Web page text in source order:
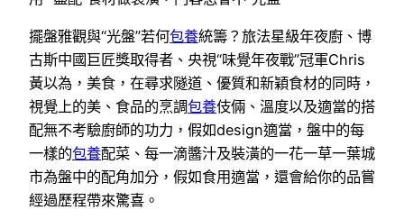
擺盤雅觀與“光盤”若何包養統籌？旅法星級年夜廚、博
古斯中國巨匠獎取得者、央視“味覺年夜戰”冠軍Chris
黃以為，美食，在尋求隧道、優質和新穎食材的同時，
視覺上的美、食品的烹調包養伎倆、溫度以及適當的搭
配無不考驗廚師的功力，假如design適當，盤中的每
一樣的包養配菜、每一滴醬汁及裝潢的一花一草一葉城
市為盤中的配角加分，假如食用適當，還會給你的品嘗
經過歷程帶來驚喜。